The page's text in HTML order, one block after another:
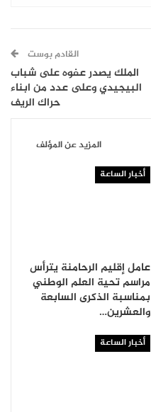
القادم بوست
الملك يصدر عفوه على شباب
البيجيدي وعلى عدد من ابناء
حراك الريف
المزيد عن المؤلف
أخبار الساعة
عامل إقليم الرحامنة يترأس
مراسم تحية العلم الوطني
بمناسبة الذكرى السابعة
والعشرين…
أخبار الساعة